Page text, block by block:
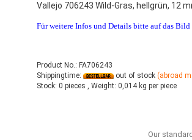
Vallejo 706243 Wild-Gras, hellgrün, 12
Für weitere Infos und Details bitte auf das
Product No.: FA706243
Shippingtime:
out of stock (abroad
Stock: 0 pieces , Weight: 0,014kg per piece
Our